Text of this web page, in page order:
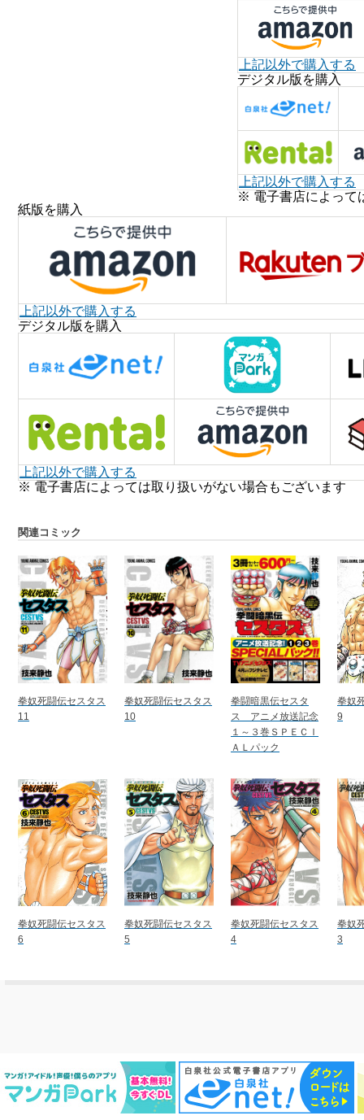
上記以外で購入する
デジタル版を購入
上記以外で購入する
※ 電子書店によって
紙版を購入
上記以外で購入する
デジタル版を購入
上記以外で購入する
※ 電子書店によっては取り扱いがない場合もございます
関連コミック
拳奴死闘伝セスタス
11
拳奴死闘伝セスタス
10
拳闘暗黒伝セスタ
ス アニメ放送記念
１～３巻ＳＰＥＣＩ
ＡＬパック
拳奴
9
拳奴死闘伝セスタス
6
拳奴死闘伝セスタス
5
拳奴死闘伝セスタス
4
拳奴
3